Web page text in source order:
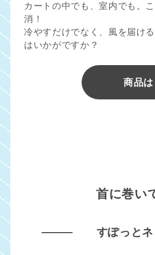
カートの中でも、室内でも。
消！
冷やすだけでなく、風を届け
はいかがですか？
商品
首に巻い
すぽっと